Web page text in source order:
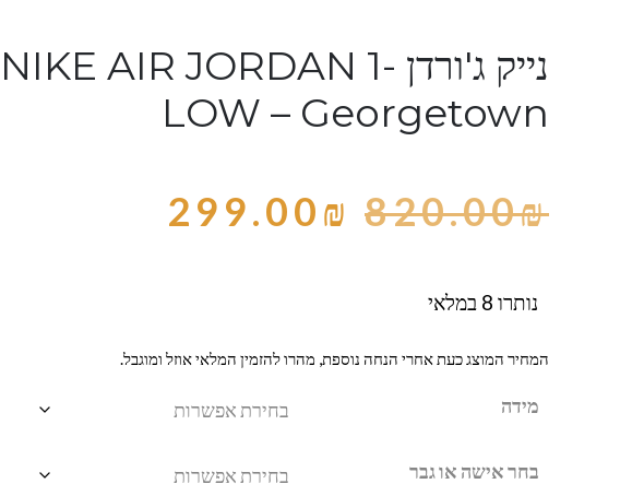
נייק ג'ורדן -NIKE AIR JORDAN 1
LOW – Georgetown
820.00₪
299.00₪
נותרו 8 במלאי
המחיר המוצג כעת אחרי הנחה נוספת, מהרו להזמין המלאי אוזל ומוגבל.
מידה
בחר אישה או גבר